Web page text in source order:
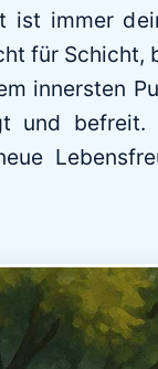
ist immer
für Schicht,
innersten
und befreit.